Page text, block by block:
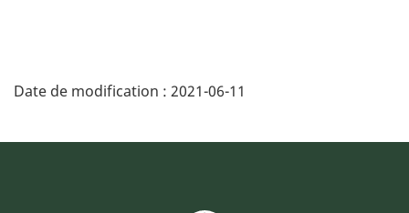
Date de modification : 2021-06-11